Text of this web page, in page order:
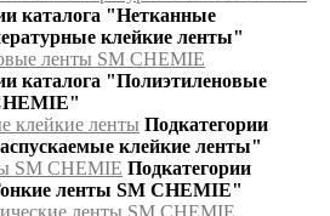
каталога "Нетканные
клейкие ленты"
ленты SM CHEMIE
каталога "Полиэтиленовые
клейкие ленты Подкатегории
клейкие ленты"
SM CHEMIE Подкатегории
ленты SM CHEMIE"
ленты SM CHEMIE